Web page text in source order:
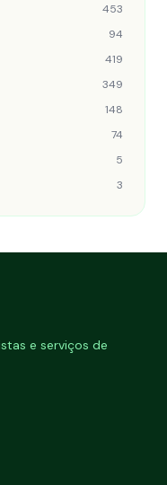
453
94
419
349
148
74
5
3
e serviços de